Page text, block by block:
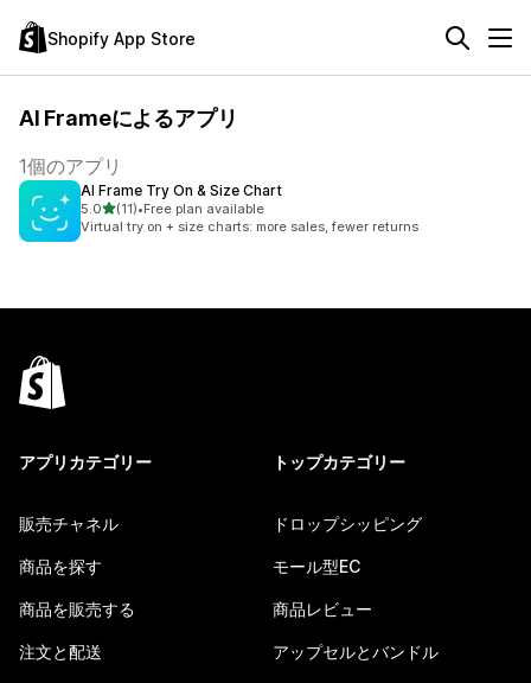
Shopify App Store
AI Frameによるアプリ
1個のアプリ
AI Frame Try On & Size Chart
5.05つ星中
(11)
合計レビュー数：11件
•Free plan available
Virtual try on + size charts: more sales, fewer returns
アプリカテゴリー
販売チャネル
商品を探す
商品を販売する
注文と配送
トップカテゴリー
ドロップシッピング
モール型EC
商品レビュー
アップセルとバンドル